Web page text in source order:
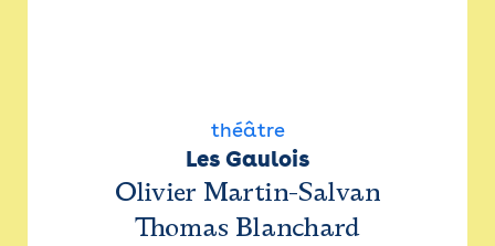
théâtre
Les Gaulois
Olivier Martin-Salvan
Thomas Blanchard